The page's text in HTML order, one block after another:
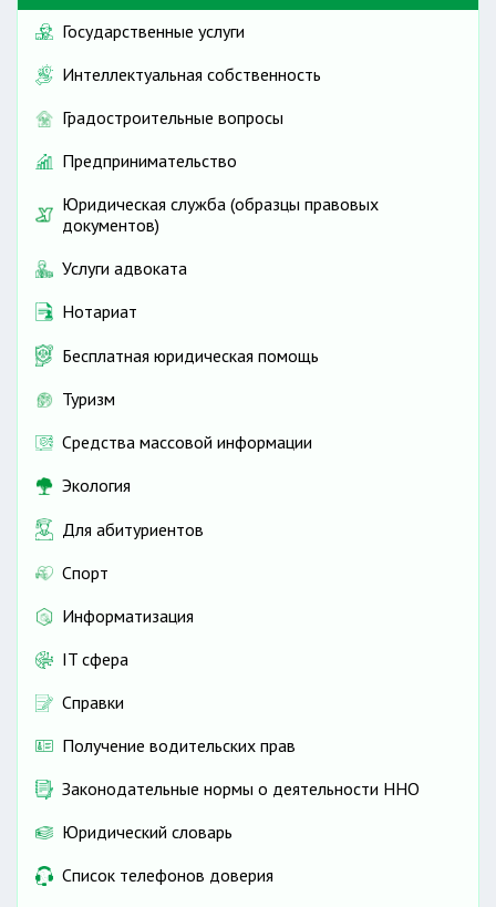
Государственные услуги
Интеллектуальная собственность
Градостроительные вопросы
Предпринимательство
Юридическая служба (образцы правовых
документов)
Услуги адвоката
Нотариат
Бесплатная юридическая помощь
Туризм
Средства массовой информации
Экология
Для абитуриентов
Спорт
Информатизация
IT сфера
Справки
Получение водительских прав
Законодательные нормы о деятельности ННО
Юридический словарь
Список телефонов доверия